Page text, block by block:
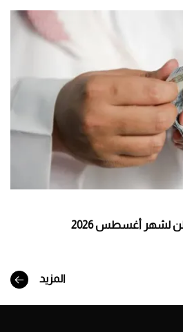
لشهر أغسطس 2026
المزيد